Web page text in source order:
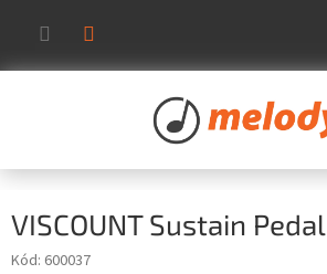
obsah
VISCOUNT Sustain Pedal
Kód: 600037